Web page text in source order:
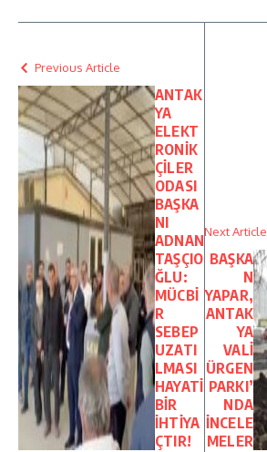
Previous Article
ANTAK
YA
ELEKT
RONİK
ÇİLER
ODASI
BAŞKA
NI
ADNAN
TAŞÇIO
ĞLU:
MÜCBİ
R
SEBEP
UZATI
LMASI
HAYATİ
BİR
İHTİYA
ÇTIR!
Next Article
BAŞKA
N
YAPAR,
ANTAK
YA
VALİ
ÜRGEN
PARKI’
NDA
İNCELE
MELER